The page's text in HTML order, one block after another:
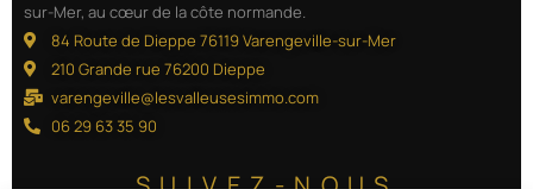
sur-Mer, au cœur de la côte normande.
84 Route de Dieppe 76119 Varengeville-sur-Mer
210 Grande rue 76200 Dieppe
varengeville@lesvalleusesimmo.com
06 29 63 35 90